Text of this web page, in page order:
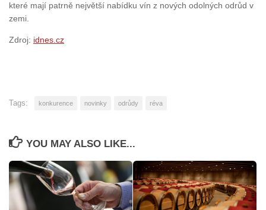
které mají patrně největší nabídku vín z nových odolných odrůd v
zemi.
Zdroj: idnes.cz
Tags: konkurence novinky odrůdy réva
YOU MAY ALSO LIKE...